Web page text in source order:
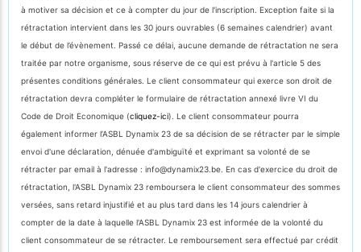
à motiver sa décision et ce à compter du jour de l'inscription. Exception faite si la
rétractation intervient dans les 30 jours ouvrables (6 semaines calendrier) avant
le début de l’évènement. Passé ce délai, aucune demande de rétractation ne sera
traitée par notre organisme, sous réserve de ce qui est prévu à l'article 5 des
présentes conditions générales. Le client consommateur qui exerce son droit de
rétractation devra compléter le formulaire de rétractation annexé livre VI du
Code de Droit Economique (cliquez-ici). Le client consommateur pourra
également informer l’ASBL Dynamix 23 de sa décision de se rétracter par le simple
envoi d'une déclaration, dénuée d'ambiguïté et exprimant sa volonté de se
rétracter par email à l'adresse : info@dynamix23.be. En cas d'exercice du droit de
rétractation, l'ASBL Dynamix 23 remboursera le client consommateur des sommes
versées, sans retard injustifié et au plus tard dans les 14 jours calendrier à
compter de la date à laquelle l'ASBL Dynamix 23 est informée de la volonté du
client consommateur de se rétracter. Le remboursement sera effectué par crédit